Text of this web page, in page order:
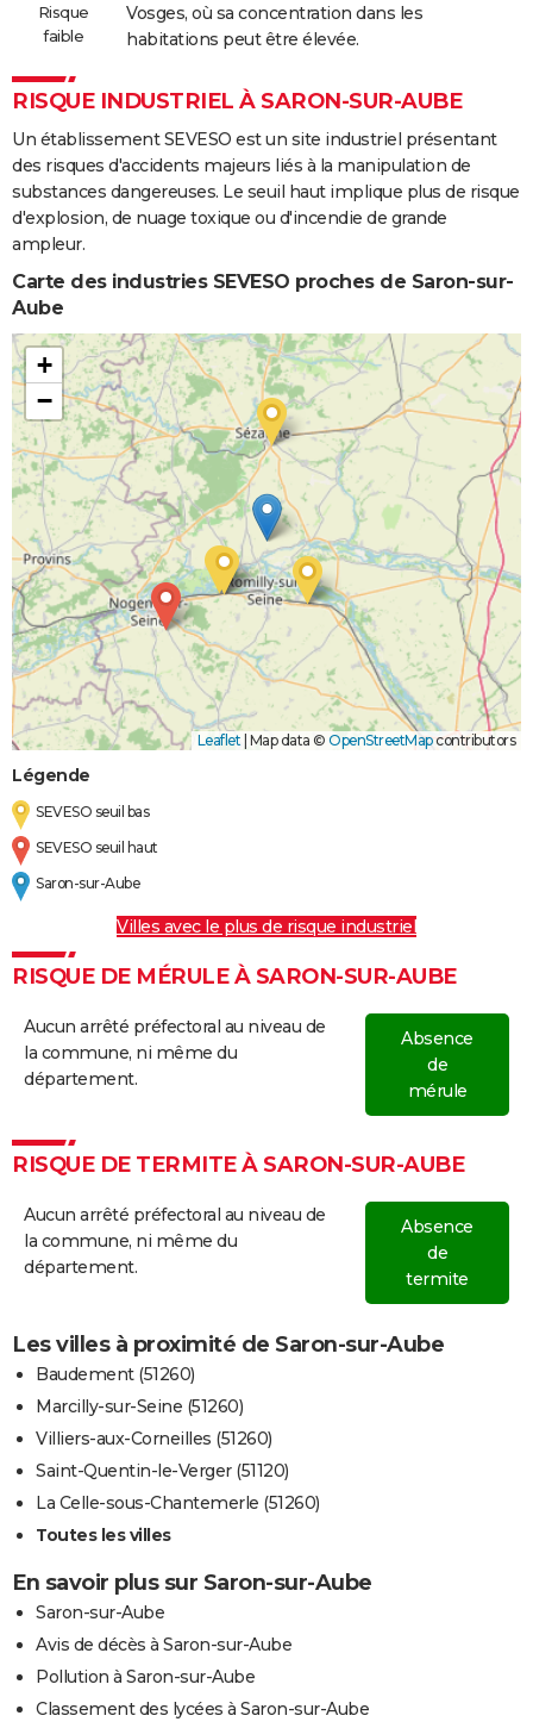
Risque
faible
Vosges, où sa concentration dans les
habitations peut être élevée.
RISQUE INDUSTRIEL À SARON-SUR-AUBE
Un établissement SEVESO est un site industriel présentant
des risques d'accidents majeurs liés à la manipulation de
substances dangereuses. Le seuil haut implique plus de risque
d'explosion, de nuage toxique ou d'incendie de grande
ampleur.
Carte des industries SEVESO proches de Saron-sur-
Aube
+
−
Leaflet Map data © OpenStreetMapcontributors
Légende
SEVESO seuil bas
SEVESO seuil haut
Saron-sur-Aube
Villes avec le plus de risque industriel
RISQUE DE MÉRULE À SARON-SUR-AUBE
Aucun arrêté préfectoral au niveau de
la commune, ni même du
département.
Absence
de
mérule
RISQUE DE TERMITE À SARON-SUR-AUBE
Aucun arrêté préfectoral au niveau de
la commune, ni même du
département.
Absence
de
termite
Les villes à proximité de Saron-sur-Aube
Baudement (51260)
Marcilly-sur-Seine (51260)
Villiers-aux-Corneilles (51260)
Saint-Quentin-le-Verger (51120)
La Celle-sous-Chantemerle (51260)
Toutes les villes
En savoir plus sur Saron-sur-Aube
Saron-sur-Aube
Avis de décès à Saron-sur-Aube
Pollution à Saron-sur-Aube
Classement des lycées à Saron-sur-Aube